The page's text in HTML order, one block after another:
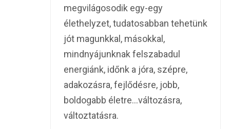
megvilágosodik egy-egy
élethelyzet, tudatosabban tehetünk
jót magunkkal, másokkal,
mindnyájunknak felszabadul
energiánk, időnk a jóra, szépre,
adakozásra, fejlődésre, jobb,
boldogabb életre…változásra,
változtatásra.